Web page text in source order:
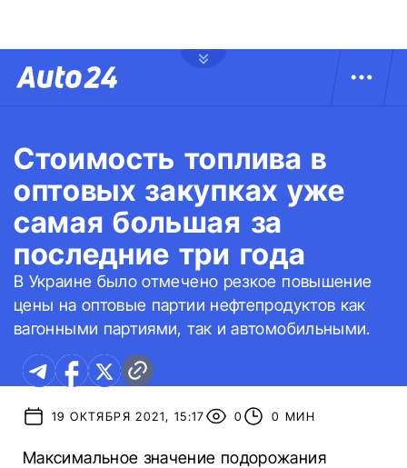
Стоимость топлива в
оптовых закупках уже
самая большая за
последние три года
В Украине было отмечено резкое повышение
цены на оптовые партии нефтепродуктов как
вагонными партиями, так и автомобильными.
19 ОКТЯБРЯ 2021, 15:17 0 0 МИН
Максимальное значение подорожания